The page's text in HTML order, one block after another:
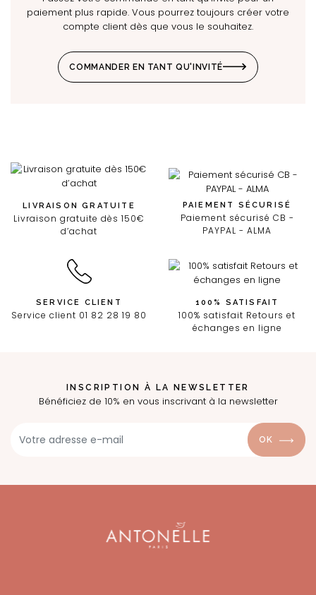
paiement plus rapide. Vous pourrez toujours créer votre
compte client dès que vous le souhaitez.
COMMANDER EN TANT QU'INVITÉ
LIVRAISON GRATUITE
Livraison gratuite dès 150€
d’achat
PAIEMENT SÉCURISÉ
Paiement sécurisé CB -
PAYPAL - ALMA
SERVICE CLIENT
Service client 01 82 28 19 80
100% SATISFAIT
100% satisfait Retours et
échanges en ligne
INSCRIPTION À LA NEWSLETTER
Bénéficiez de 10% en vous inscrivant à la newsletter
OK